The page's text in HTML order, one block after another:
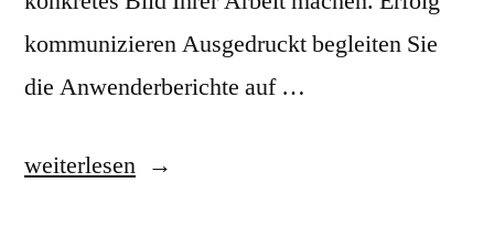
kommunizieren Ausgedruckt begleiten Sie
die Anwenderberichte auf …
„Wo
weiterlesen